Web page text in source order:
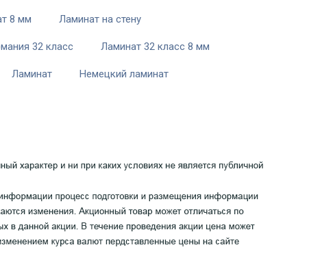
8 мм Ламинат на стену
32 класс Ламинат 32 класс 8 мм
Ламинат Немецкий ламинат